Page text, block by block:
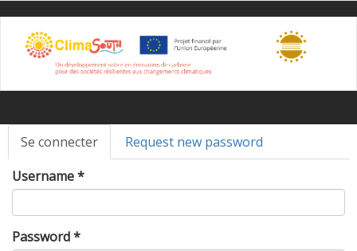
main
content
Primary
tabs
Se connecter (active
tab)
Request new password
Username*
Password*